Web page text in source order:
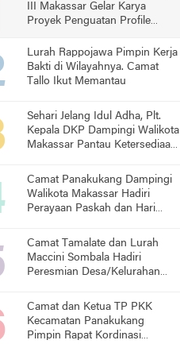
III Makassar Gelar Karya
Proyek Penguatan Profile
Lurah Rappojawa Pimpin Kerja
Bakti di Wilayahnya. Camat
Tallo Ikut Memantau
Sehari Jelang Idul Adha, Plt.
Kepala DKP Dampingi Walikota
Makassar Pantau Ketersediaan
Camat Panakukang Dampingi
Walikota Makassar Hadiri
Perayaan Paskah dan Hari
Camat Tamalate dan Lurah
Maccini Sombala Hadiri
Peresmian Desa/Kelurahan
Camat dan Ketua TP PKK
Kecamatan Panakukang
Pimpin Rapat Kordinasi